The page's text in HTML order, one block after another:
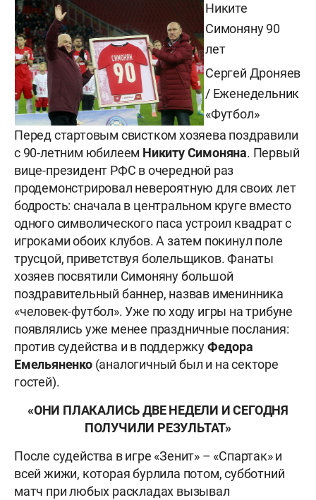
Никите
Симоняну 90
лет
Сергей Дроняев
/ Еженедельник
«Футбол»
Перед стартовым свистком хозяева поздравили
с 90-летним юбилеем Никиту Симоняна. Первый
вице-президент РФС в очередной раз
продемонстрировал невероятную для своих лет
бодрость: сначала в центральном круге вместо
одного символического паса устроил квадрат с
игроками обоих клубов. А затем покинул поле
трусцой, приветствуя болельщиков. Фанаты
хозяев посвятили Симоняну большой
поздравительный баннер, назвав именинника
«человек-футбол». Уже по ходу игры на трибуне
появлялись уже менее праздничные послания:
против судейства и в поддержкуФедора
Емельяненко(аналогичный был и на секторе
гостей).
«ОНИ ПЛАКАЛИСЬ ДВЕ НЕДЕЛИ И СЕГОДНЯ
ПОЛУЧИЛИ РЕЗУЛЬТАТ»
После судейства в игре «Зенит» – «Спартак» и
всей жижи, которая бурлила потом, субботний
матч при любых раскладах вызывал